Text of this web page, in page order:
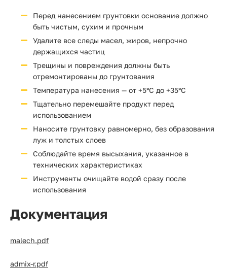
Перед нанесением грунтовки основание должно
быть чистым, сухим и прочным
Удалите все следы масел, жиров, непрочно
держащихся частиц
Трещины и повреждения должны быть
отремонтированы до грунтования
Температура нанесения — от +5°C до +35°C
Тщательно перемешайте продукт перед
использованием
Наносите грунтовку равномерно, без образования
луж и толстых слоев
Соблюдайте время высыхания, указанное в
технических характеристиках
Инструменты очищайте водой сразу после
использования
Документация
malech.pdf
admix-r.pdf